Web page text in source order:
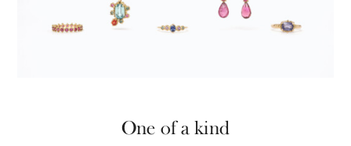
One of a kind